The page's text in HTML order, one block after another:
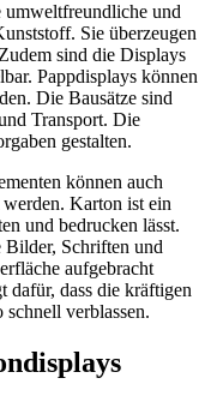
umweltfreundliche und
Sie überzeugen
sind die Displays
Pappdisplays können
Die Bausätze sind
Transport. Die
gestalten.
können auch
Karton ist ein
und bedrucken lässt.
Bilder, Schriften und
aufgebracht
dafür, dass die kräftigen
verblassen.